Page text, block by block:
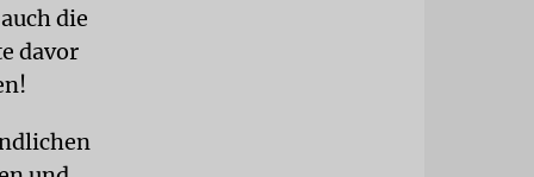
die
davor